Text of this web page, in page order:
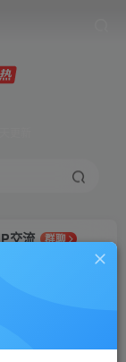
交流
群聊
研究探讨更多创业项目路子。
站长